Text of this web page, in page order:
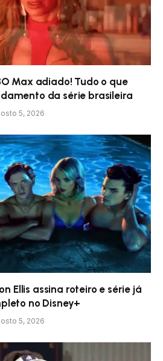
Max adiado! Tudo o que
da série brasileira
5, 2026
Ellis assina roteiro e série já
no Disney+
5, 2026